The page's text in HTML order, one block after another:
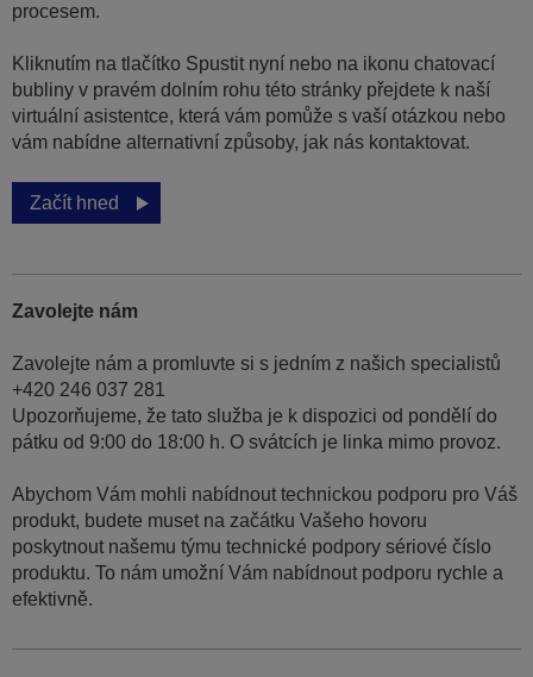
procesem.
Kliknutím na tlačítko Spustit nyní nebo na ikonu chatovací
bubliny v pravém dolním rohu této stránky přejdete k naší
virtuální asistentce, která vám pomůže s vaší otázkou nebo
vám nabídne alternativní způsoby, jak nás kontaktovat.
Začít hned
Zavolejte nám
Zavolejte nám a promluvte si s jedním z našich specialistů
+420 246 037 281
Upozorňujeme, že tato služba je k dispozici od pondělí do
pátku od 9:00 do 18:00 h. O svátcích je linka mimo provoz.
Abychom Vám mohli nabídnout technickou podporu pro Váš
produkt, budete muset na začátku Vašeho hovoru
poskytnout našemu týmu technické podpory sériové číslo
produktu. To nám umožní Vám nabídnout podporu rychle a
efektivně.